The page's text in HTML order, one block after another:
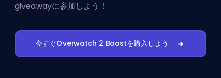
giveawayに参加しよう！
今すぐOverwatch 2 Boostを購入しよう